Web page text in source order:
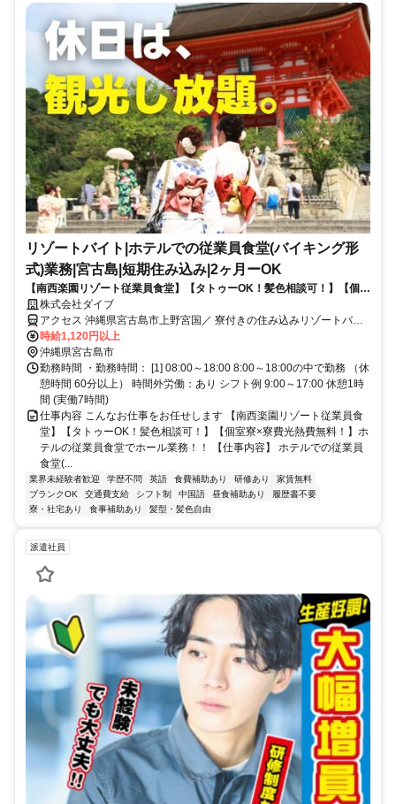
リゾートバイト|ホテルでの従業員食堂(バイキング形
式)業務|宮古島|短期住み込み|2ヶ月ーOK
【南西楽園リゾート従業員食堂】【タトゥーOK！髪色相談可！】【個室
寮×寮費光熱費無料！】ホテルの従業員食堂でホール業務！！
株式会社ダイブ
アクセス 沖縄県宮古島市上野宮国／ 寮付きの住み込みリゾートバイ
ト／生活費が抑えられるのでお金が貯まる／休日は観光し放題／急募
／面接なし
時給1,120円以上
沖縄県宮古島市
勤務時間 ・勤務時間： [1] 08:00～18:00 8:00～18:00の中で勤務 （休
憩時間 60分以上） 時間外労働：あり シフト例 9:00～17:00 休憩1時
間 (実働7時間)
仕事内容 こんなお仕事をお任せします 【南西楽園リゾート従業員食
堂】【タトゥーOK！髪色相談可！】【個室寮×寮費光熱費無料！】ホ
テルの従業員食堂でホール業務！！ 【仕事内容】 ホテルでの従業員
食堂(...
業界未経験者歓迎 学歴不問 英語 食費補助あり 研修あり
家賃無料
ブランクOK
交通費支給 シフト制 中国語 昼食補助あり
履歴書不要
寮・社宅あり
食事補助あり 髪型・髪色自由
派遣社員